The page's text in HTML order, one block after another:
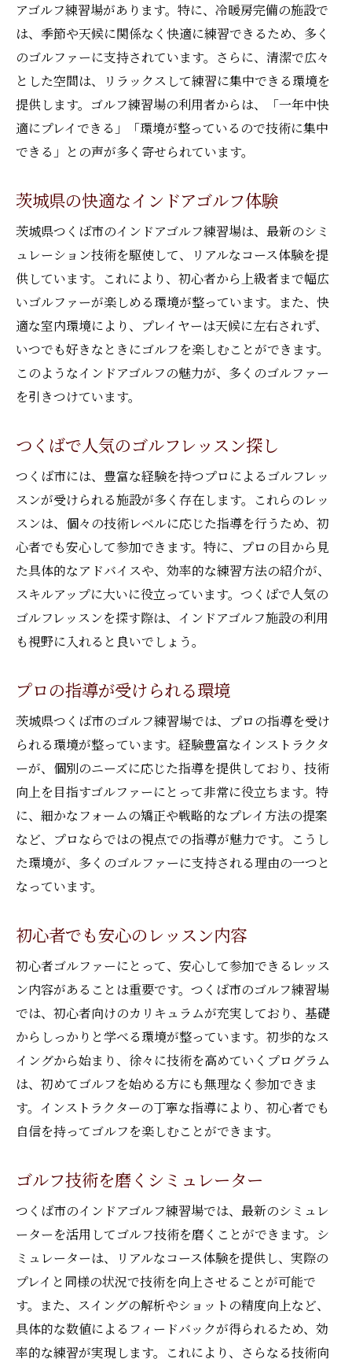
ゴルフ技術を安全に向上
快適な環境でじっくり練習
茨城で楽しむインドアゴルフの魅力
茨城の室内ゴルフで快適プレイ
最新設備のゴルフ練習場が充実
つくばでゴルフを楽しむメリット
初心者歓迎！安心のゴルフ環境
女性も安心のインドア練習施設
快適な室内環境でゴルフを楽しむ方法
ゴルフ練習場での快適プレイ法
室内で手軽にゴルフ技術向上
つくばのインドアゴルフの利点
初心者向けの安心レッスン
プロの指導で自信を育む
つくばの初心者向けゴルフレッスン情報
初心者歓迎のつくばゴルフ環境
女性にもやさしい指導法
プロの指導で基礎を学ぶ
インドア環境で安心のゴルフ練習
初心者に最適なレッスンプログラム
つくばで技術を磨く方法
プロの指導で上達！つくばのゴルフ練習場
つくばで受ける充実のレッスン
技術を高めるプロのサポート
初心者に優しい指導が豊富
インドアで安心のゴルフ練習
つくばのゴルフ練習場での上達法
つくば市で見つける理想のインドアゴルフ
理想の室内ゴルフ環境を探す
つくばで快適にゴルフを楽しむ
初心者にも優しいつくばの施設
つくばのゴルフの楽しみ方をご紹介
つくばの快適ゴルフ練習場で技術向上
快適な環境でのゴルフ技術向上
つくばで関心の高まるインドアゴルフ
プロの指導が受けられる練習場
初心者でも安心のつくばのレッスン
ゴルフスキルを磨く最適な環境
アゴルフ練習場があります。特に、冷暖房完備の施設で
は、季節や天候に関係なく快適に練習できるため、多く
のゴルファーに支持されています。さらに、清潔で広々
とした空間は、リラックスして練習に集中できる環境を
提供します。ゴルフ練習場の利用者からは、「一年中快
適にプレイできる」「環境が整っているので技術に集中
できる」との声が多く寄せられています。
茨城県の快適なインドアゴルフ体験
茨城県つくば市のインドアゴルフ練習場は、最新のシミ
ュレーション技術を駆使して、リアルなコース体験を提
供しています。これにより、初心者から上級者まで幅広
いゴルファーが楽しめる環境が整っています。また、快
適な室内環境により、プレイヤーは天候に左右されず、
いつでも好きなときにゴルフを楽しむことができます。
このようなインドアゴルフの魅力が、多くのゴルファー
を引きつけています。
つくばで人気のゴルフレッスン探し
つくば市には、豊富な経験を持つプロによるゴルフレッ
スンが受けられる施設が多く存在します。これらのレッ
スンは、個々の技術レベルに応じた指導を行うため、初
心者でも安心して参加できます。特に、プロの目から見
た具体的なアドバイスや、効率的な練習方法の紹介が、
スキルアップに大いに役立っています。つくばで人気の
ゴルフレッスンを探す際は、インドアゴルフ施設の利用
も視野に入れると良いでしょう。
プロの指導が受けられる環境
茨城県つくば市のゴルフ練習場では、プロの指導を受け
られる環境が整っています。経験豊富なインストラクタ
ーが、個別のニーズに応じた指導を提供しており、技術
向上を目指すゴルファーにとって非常に役立ちます。特
に、細かなフォームの矯正や戦略的なプレイ方法の提案
など、プロならではの視点での指導が魅力です。こうし
た環境が、多くのゴルファーに支持される理由の一つと
なっています。
初心者でも安心のレッスン内容
初心者ゴルファーにとって、安心して参加できるレッス
ン内容があることは重要です。つくば市のゴルフ練習場
では、初心者向けのカリキュラムが充実しており、基礎
からしっかりと学べる環境が整っています。初歩的なス
イングから始まり、徐々に技術を高めていくプログラム
は、初めてゴルフを始める方にも無理なく参加できま
す。インストラクターの丁寧な指導により、初心者でも
自信を持ってゴルフを楽しむことができます。
ゴルフ技術を磨くシミュレーター
つくば市のインドアゴルフ練習場では、最新のシミュレ
ーターを活用してゴルフ技術を磨くことができます。シ
ミュレーターは、リアルなコース体験を提供し、実際の
プレイと同様の状況で技術を向上させることが可能で
す。また、スイングの解析やショットの精度向上など、
具体的な数値によるフィードバックが得られるため、効
率的な練習が実現します。これにより、さらなる技術向